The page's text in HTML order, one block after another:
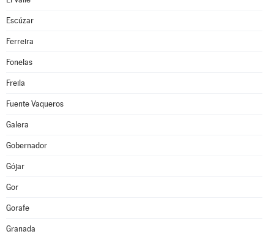
Escúzar
Ferreira
Fonelas
Freila
Fuente Vaqueros
Galera
Gobernador
Gójar
Gor
Gorafe
Granada